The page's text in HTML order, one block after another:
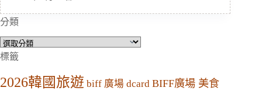
分類
分
類
標籤
2026韓國旅遊 biff 廣場 dcard BIFF廣場 美食